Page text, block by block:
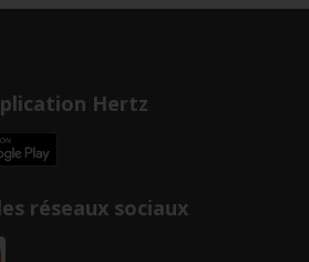
Hertz
réseaux sociaux